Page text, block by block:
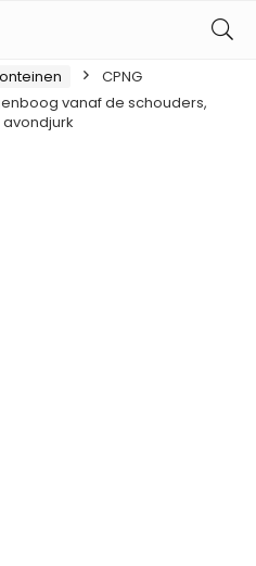
CPNG
vanaf de schouders,